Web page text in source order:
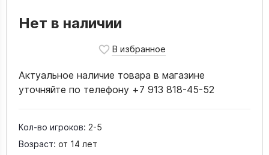
Нет в наличии
Актуальное наличие товара в магазине
уточняйте по телефону +7 913 818-45-52
Кол-во игроков: 2-5
Возраст: от 14 лет